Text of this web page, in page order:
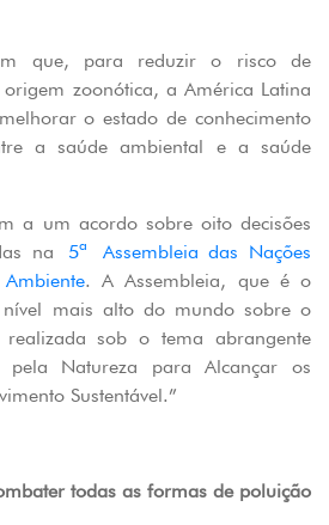
que, para reduzir o risco de
zoonótica, a América Latina
o estado de conhecimento
a saúde ambiental e a saúde
a um acordo sobre oito decisões
na 5ª Assembleia das Nações
. A Assembleia, que é o
mais alto do mundo sobre o
sob o tema abrangente
pela Natureza para Alcançar os
Sustentável.”
todas as formas de poluição